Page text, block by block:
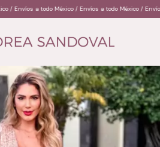
a todo México / Envíos a todo México / Envíos a